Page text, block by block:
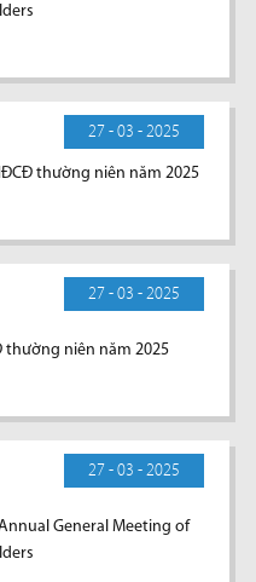
27 - 03 - 2025
thường niên năm 2025
27 - 03 - 2025
niên năm 2025
27 - 03 - 2025
General Meeting of